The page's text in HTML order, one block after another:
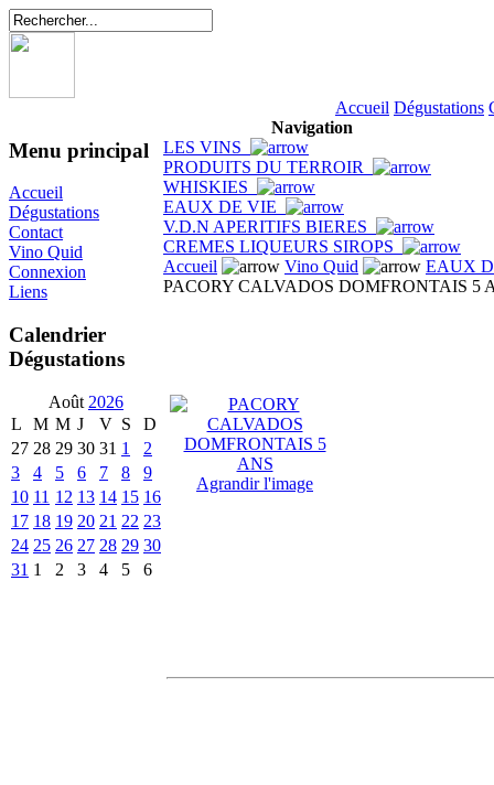
Accueil Dégustations
Menu principal
Accueil
Dégustations
Contact
Vino Quid
Connexion
Liens
Calendrier
Dégustations
Août 2026
L
M M J V S
D
27 28 29 30 31 1
2
3
4 5 6 7 8
9
10 11 12 13 14 15 16
17 18 19 20 21 22 23
24 25 26 27 28 29 30
31 1 2 3 4 5 6
Navigation
LES VINS
PRODUITS DU TERROIR
WHISKIES
EAUX DE VIE
V.D.N APERITIFS BIERES
CREMES LIQUEURS SIROPS
Accueil
Vino Quid
EAUX
PACORY CALVADOS DOMFRONTAIS 5
Agrandir l'image